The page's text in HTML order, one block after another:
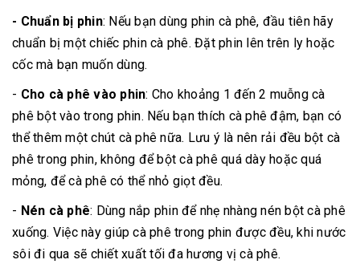
- Chuẩn bị phin: Nếu bạn dùng phin cà phê, đầu tiên hãy
chuẩn bị một chiếc phin cà phê. Đặt phin lên trên ly hoặc
cốc mà bạn muốn dùng.
- Cho cà phê vào phin: Cho khoảng 1 đến 2 muỗng cà
phê bột vào trong phin. Nếu bạn thích cà phê đậm, bạn có
thể thêm một chút cà phê nữa. Lưu ý là nên rải đều bột cà
phê trong phin, không để bột cà phê quá dày hoặc quá
mỏng, để cà phê có thể nhỏ giọt đều.
- Nén cà phê: Dùng nắp phin để nhẹ nhàng nén bột cà phê
xuống. Việc này giúp cà phê trong phin được đều, khi nước
sôi đi qua sẽ chiết xuất tối đa hương vị cà phê.